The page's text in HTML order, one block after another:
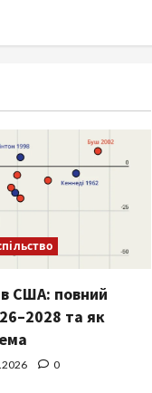
США: повний
та як
0